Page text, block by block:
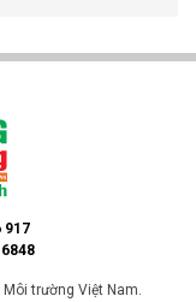
917
trường Việt Nam.